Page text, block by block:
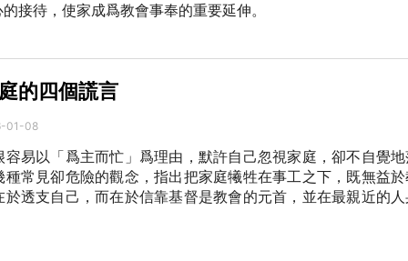
接待，使家成爲教會事奉的重要延伸。
的四個謊言
01-08
易以「爲主而忙」爲理由，默許自己忽視家庭，卻不自覺
常見卻危險的觀念，指出把家庭犧牲在事工之下，既無益
透支自己，而在於信靠基督是教會的元首，並在最親近的